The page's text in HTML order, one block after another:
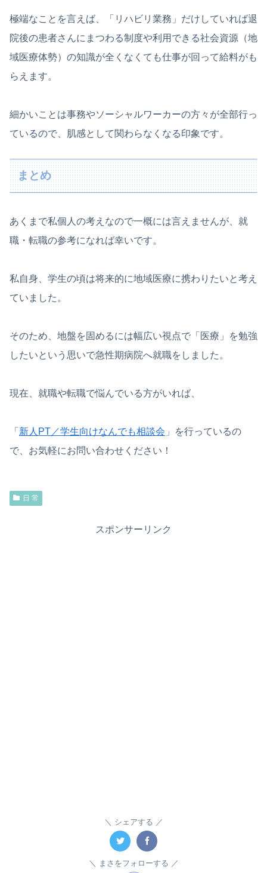
極端なことを言えば、「リハビリ業務」だけしていれば退
院後の患者さんにまつわる制度や利用できる社会資源（地
域医療体勢）の知識が全くなくても仕事が回って給料がも
らえます。
細かいことは事務やソーシャルワーカーの方々が全部行っ
ているので、肌感として関わらなくなる印象です。
まとめ
あくまで私個人の考えなので一概には言えませんが、就
職・転職の参考になれば幸いです。
私自身、学生の頃は将来的に地域医療に携わりたいと考え
ていました。
そのため、地盤を固めるには幅広い視点で「医療」を勉強
したいという思いで急性期病院へ就職をしました。
現在、就職や転職で悩んでいる方がいれば、
「 新人PT／学生向けなんでも相談会 」を行っているの
で、お気軽にお問い合わせください！
日 常
スポンサーリンク
シェアする
まさをフォローする